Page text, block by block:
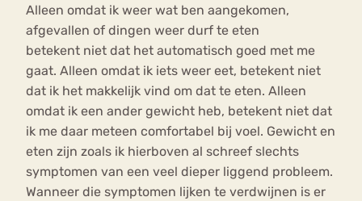
Alleen omdat ik weer wat ben aangekomen,
afgevallen of dingen weer durf te eten
betekent niet dat het automatisch goed met me
gaat. Alleen omdat ik iets weer eet, betekent niet
dat ik het makkelijk vind om dat te eten. Alleen
omdat ik een ander gewicht heb, betekent niet dat
ik me daar meteen comfortabel bij voel. Gewicht en
eten zijn zoals ik hierboven al schreef slechts
symptomen van een veel dieper liggend probleem.
Wanneer die symptomen lijken te verdwijnen is er